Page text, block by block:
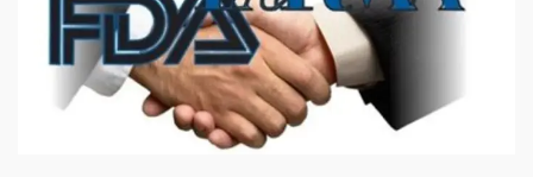
Израиля
пытался
скрыть
важную
информацию